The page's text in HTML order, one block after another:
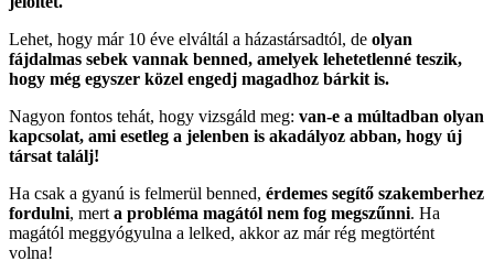
Lehet, hogy már 10 éve elváltál a házastársadtól, de olyan
fájdalmas sebek vannak benned, amelyek lehetetlenné teszik,
hogy még egyszer közel engedj magadhoz bárkit is.
Nagyon fontos tehát, hogy vizsgáld meg: van-e a múltadban olyan
kapcsolat, ami esetleg a jelenben is akadályoz abban, hogy új
társat találj!
Ha csak a gyanú is felmerül benned, érdemes segítő szakemberhez
fordulni, mert a probléma magától nem fog megszűnni. Ha
magától meggyógyulna a lelked, akkor az már rég megtörtént
volna!